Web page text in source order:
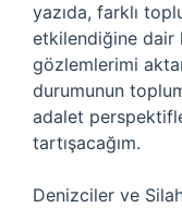
yazıda, farklı
etkilendiğine dair
gözlemlerimi
durumunun
adalet
tartışacağım.
Denizciler ve